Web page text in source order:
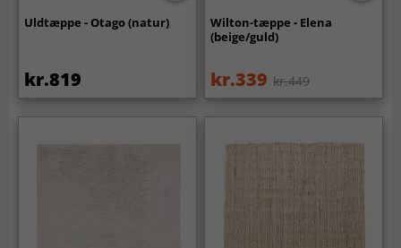
Uldtæppe - Otago (natur)
kr.819
Wilton-tæppe - Elena
(beige/guld)
kr.339 kr.449